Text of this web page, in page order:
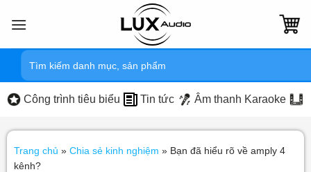
qua
Tìm
kiếm:
Công trình tiêu biểu Tin tức Âm thanh Karaoke
Trang chủ » Chia sẻ kinh nghiệm » Bạn đã hiểu rõ về amply 4
kênh?